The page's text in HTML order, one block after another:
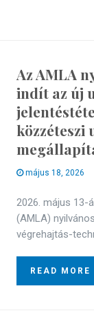
Az AMLA
indít az új
közzéteszi
május 18, 2026
2026. május 13-
(AMLA)
végrehajtás-
READ MORE